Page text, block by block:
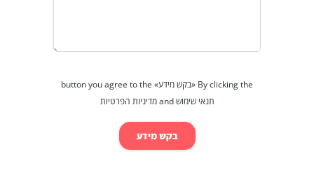
By clicking the «בקש מידע» button you agree to the
תנאי שימוש and מדיניות הפרטיות
בקש מידע